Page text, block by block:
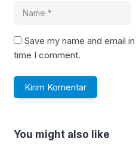
Save my name and email
time I comment.
You might also like